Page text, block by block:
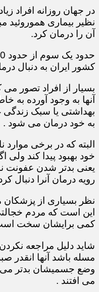
در جهان روزانه افراد
نظیر بیماری هموروئید
آن را درمان کرد.
کشور ایران به دنبال
بسیار از افراد تصور
آنها به وجود آورده به
بهداشتی یا سبک
به خود درمان می شود .
البته که در برخی موارد
خود بهبود پیدا کند ولی
یعنی بدتر شدن عفونت
رویه درمان آنرا دنبال
نظر بسیاری از
این است که مردم
کمی برایشان سخت
شاید دلیل مراجعه
مسله باشد آنها انقدر
وضع جسمیشان بدتر می
می افتند .